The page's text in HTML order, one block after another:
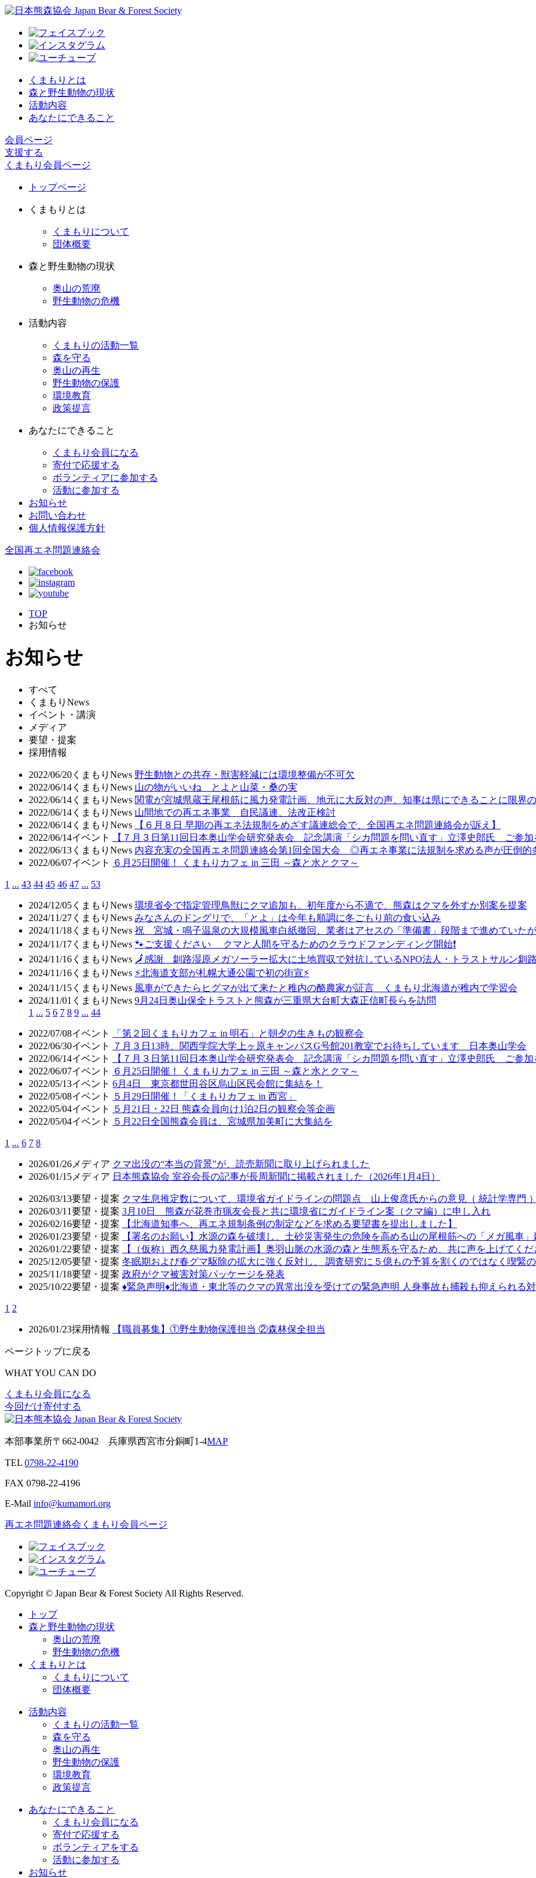
くまもりとは
森と野生動物の現状
活動内容
あなたにできること
会員ページ
支援する
くまもり会員ページ
トップページ
くまもりとは
くまもりについて
団体概要
森と野生動物の現状
奥山の荒廃
野生動物の危機
活動内容
くまもりの活動一覧
森を守る
奥山の再生
野生動物の保護
環境教育
政策提言
あなたにできること
くまもり会員になる
寄付で応援する
ボランティアに参加する
活動に参加する
お知らせ
お問い合わせ
個人情報保護方針
全国再エネ問題連絡会
TOP
お知らせ
お知らせ
すべて
くまもりNews
イベント・講演
メディア
要望・提案
採用情報
2022/06/20 くまもりNews 野生動物との共存・獣害軽減には環境整備が不可欠
2022/06/14 くまもりNews 山の物がいいね とよと山菜・桑の実
2022/06/14 くまもりNews 関電が宮城県蔵王尾根筋に風力発電計画、地元に大反対の声、知事は県にできることに限界
2022/06/14 くまもりNews 山間地での再エネ事業 自民議連、法改正検討
2022/06/14 くまもりNews
【６月８日 早期の再エネ法規制をめざす議連総会で、全国再エネ問題連絡会が訴え】
2022/06/14イベント
【７月３日第11回日本奥山学会研究発表会 記念講演「シカ問題を問い直す」立澤史郎氏 ご参加
2022/06/13 くまもりNews 内容充実の全国再エネ問題連絡会第1回全国大会 ◎再エネ事業に法規制を求める声が圧倒的
2022/06/07イベント ６月25日開催！ くまもりカフェ in 三田 ～森と水とクマ～
1 ... 43 44 45 46 47 ... 53
2024/12/05 くまもりNews 環境省令で指定管理鳥獣にクマ追加も、初年度から不適で、熊森はクマを外すか別案を提案
2024/11/27 くまもりNews みなさんのドングリで、「とよ」は今年も順調に冬ごもり前の食い込み
2024/11/18 くまもりNews 祝 宮城・鳴子温泉の大規模風車白紙撤回、業者はアセスの「準備書」段階まで進めていた
2024/11/17 くまもりNews 🐾ご支援ください クマと人間を守るためのクラウドファンディング開始❗
2024/11/16 くまもりNews 🗾感謝 釧路湿原メガソーラー拡大に土地買収で対抗しているNPO法人・トラストサルン釧
2024/11/16 くまもりNews ⚡北海道支部が札幌大通公園で初の街宣⚡
2024/11/15 くまもりNews 風車ができたらヒグマが出て来たと稚内の酪農家が証言 くまもり北海道が稚内で学習会
2024/11/01 くまもりNews 9月24日奥山保全トラストと熊森が三重県大台町大森正信町長らを訪問
1 ... 5 6 7 8 9 ... 44
2022/07/08イベント
「第２回くまもりカフェ in 明石」と朝夕の生きもの観察会
2022/06/30イベント
７月３日13時、関西学院大学上ヶ原キャンパスG号館201教室でお待ちしています 日本奥山学会
2022/06/14イベント
【７月３日第11回日本奥山学会研究発表会 記念講演「シカ問題を問い直す」立澤史郎氏 ご参加
2022/06/07イベント
６月25日開催！ くまもりカフェ in 三田 ～森と水とクマ～
2022/05/13イベント 6月4日 東京都世田谷区烏山区民会館に集結を！
2022/05/08イベント
５月29日開催！「くまもりカフェ in 西宮」
2022/05/04イベント
５月21日・22日 熊森会員向け1泊2日の観察会等企画
2022/05/04イベント ５月22日全国熊森会員は、宮城県加美町に大集結を
1 ... 6 7 8
2026/01/26 メディア クマ出没の“本当の背景”が、読売新聞に取り上げられました
2026/01/15 メディア 日本熊森協会 室谷会長の記事が長周新聞に掲載されました（2026年1月4日）
2026/03/13要望・提案 クマ生息推定数について、環境省ガイドラインの問題点 山上俊彦氏からの意見（ 統計学専門
2026/03/11要望・提案 3月10日 熊森が花巻市猟友会長と共に環境省にガイドライン案（クマ編）に申し入れ
2026/02/16要望・提案
【北海道知事へ、再エネ規制条例の制定などを求める要望書を提出しました】
2026/01/23要望・提案
【署名のお願い】水源の森を破壊し、土砂災害発生の危険を高める山の尾根筋への「メガ風車
2026/01/22要望・提案
【（仮称）西久慈風力発電計画】奥羽山脈の水源の森と生態系を守るため、共に声を上げてく
2025/12/05要望・提案 冬眠期および春グマ駆除の拡大に強く反対し、 調査研究に５億もの予算を割くのではなく喫緊
2025/11/18要望・提案 政府がクマ被害対策パッケージを発表
2025/10/22要望・提案 ♦️緊急声明♦️北海道・東北等のクマの異常出没を受けての緊急声明 人身事故も捕殺も抑えられる
1 2
2026/01/23採用情報 【職員募集】①野生動物保護担当 ②森林保全担当
ページトップに戻る
WHAT YOU CAN DO
くまもり会員になる
今回だけ寄付する
本部事業所〒662-0042 兵庫県西宮市分銅町1-4MAP
TEL 0798-22-4190
FAX 0798-22-4196
E-Mail info@kumamori.org
再エネ問題連絡会 くまもり会員ページ
Copyright © Japan Bear & Forest Society All Rights Reserved.
トップ
森と野生動物の現状
奥山の荒廃
野生動物の危機
くまもりとは
くまもりについて
団体概要
活動内容
くまもりの活動一覧
森を守る
奥山の再生
野生動物の保護
環境教育
政策提言
あなたにできること
くまもり会員になる
寄付で応援する
ボランティアをする
活動に参加する
お知らせ